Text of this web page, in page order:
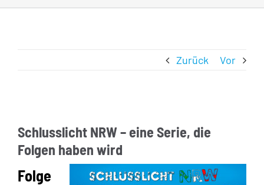
Zurück Vor
Schlusslicht NRW – eine Serie, die
Folgen haben wird
Folge